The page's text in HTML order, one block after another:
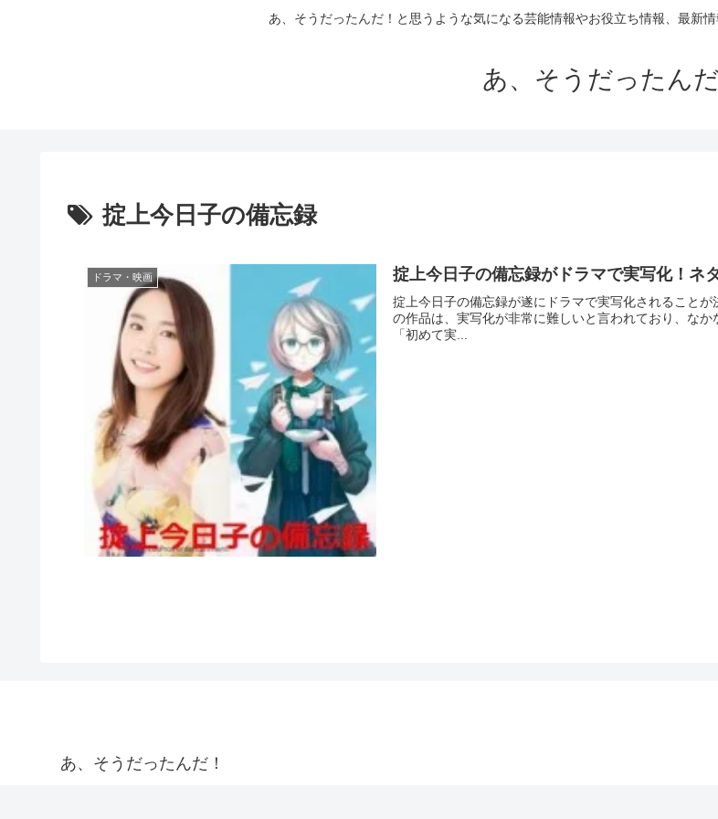
あ、そうだったんだ！と思うような気になる芸能情報やお役立ち情報、最新
あ、そうだったんだ
掟上今日子の備忘録
ドラマ・映画 掟上今日子の備忘録がドラマで実写化！ネ
掟上今日子の備忘録が遂にドラマで実写化されること
の作品は、実写化が非常に難しいと言われており、な
「初めて実...
あ、そうだったんだ！